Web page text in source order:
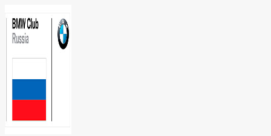
к
содержимому